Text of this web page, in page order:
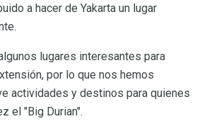
a hacer de Yakarta un lugar
lugares interesantes para
por lo que nos hemos
actividades y destinos para quienes
el "Big Durian".